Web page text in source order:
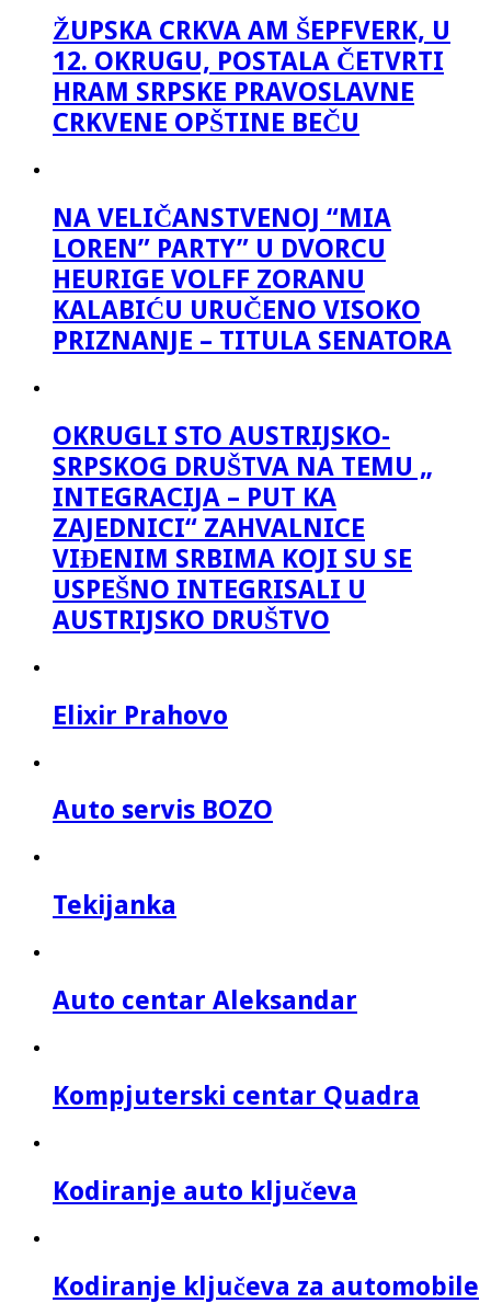
ŽUPSKA CRKVA AM ŠEPFVERK, U
12. OKRUGU, POSTALA ČETVRTI
HRAM SRPSKE PRAVOSLAVNE
CRKVENE OPŠTINE BEČU
NA VELIČANSTVENOJ “MIA
LOREN” PARTY” U DVORCU
HEURIGE VOLFF ZORANU
KALABIĆU URUČENO VISOKO
PRIZNANJE – TITULA SENATORA
OKRUGLI STO AUSTRIJSKO-
SRPSKOG DRUŠTVA NA TEMU „
INTEGRACIJA – PUT KA
ZAJEDNICI“ ZAHVALNICE
VIĐENIM SRBIMA KOJI SU SE
USPEŠNO INTEGRISALI U
AUSTRIJSKO DRUŠTVO
Elixir Prahovo
Auto servis BOZO
Tekijanka
Auto centar Aleksandar
Kompjuterski centar Quadra
Kodiranje auto ključeva
Kodiranje ključeva za automobile